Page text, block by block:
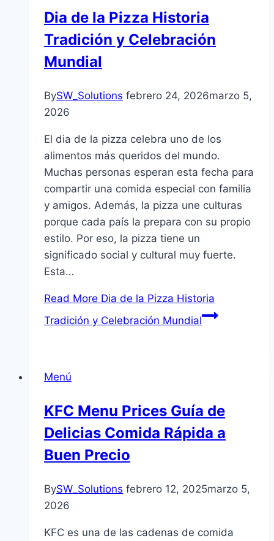
Dia de la Pizza Historia
Tradición y Celebración
Mundial
BySW_Solutions febrero 24, 2026marzo 5,
2026
El dia de la pizza celebra uno de los
alimentos más queridos del mundo.
Muchas personas esperan esta fecha para
compartir una comida especial con familia
y amigos. Además, la pizza une culturas
porque cada país la prepara con su propio
estilo. Por eso, la pizza tiene un
significado social y cultural muy fuerte.
Esta…
Read More Dia de la Pizza Historia
Tradición y Celebración Mundial
Menú
KFC Menu Prices Guía de
Delicias Comida Rápida a
Buen Precio
BySW_Solutions febrero 12, 2025marzo 5,
2026
KFC es una de las cadenas de comida